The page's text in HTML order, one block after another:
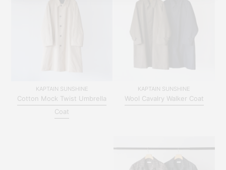
KAPTAIN SUNSHINE
Cotton Mock Twist Umbrella
Coat
KAPTAIN SUNSHINE
Wool Cavalry Walker Coat